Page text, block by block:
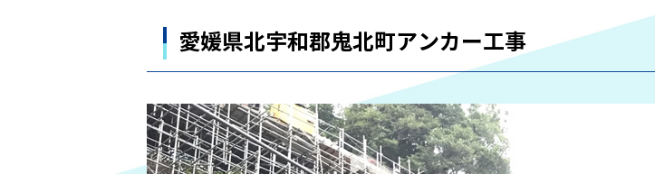
愛媛県北宇和郡鬼北町アンカー工事